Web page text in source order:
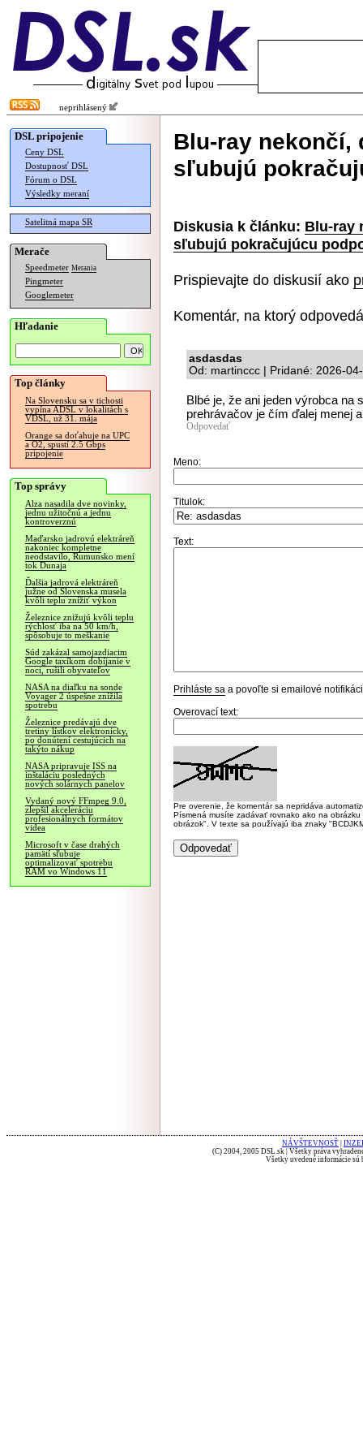
neprihlásený
DSL pripojenie
Ceny DSL
Dostupnosť DSL
Fórum o DSL
Výsledky meraní
Satelitná mapa SR
Merače
Speedmeter Merania
Pingmeter
Googlemeter
Hľadanie
Top články
Na Slovensku sa v tichosti
vypína ADSL v lokalitách s
VDSL, už 31. mája
Orange sa doťahuje na UPC
a O2, spustí 2.5 Gbps
pripojenie
Top správy
Alza nasadila dve novinky,
jednu užitočnú a jednu
kontroverznú
Maďarsko jadrovú elektráreň
nakoniec kompletne
neodstavilo, Rumunsko mení
tok Dunaja
Ďalšia jadrová elektráreň
južne od Slovenska musela
kvôli teplu znížiť výkon
Železnice znižujú kvôli teplu
rýchlosť iba na 50 km/h,
spôsobuje to meškanie
Súd zakázal samojazdiacim
Google taxíkom dobíjanie v
noci, rušili obyvateľov
NASA na diaľku na sonde
Voyager 2 úspešne znížila
spotrebu
Železnice predávajú dve
tretiny lístkov elektronicky,
po donútení cestujúcich na
takýto nákup
NASA pripravuje ISS na
inštaláciu posledných
nových solárnych panelov
Vydaný nový FFmpeg 9.0,
zlepšil akceleráciu
profesionálnych formátov
videa
Microsoft v čase drahých
pamätí sľubuje
optimalizovať spotrebu
RAM vo Windows 11
Blu-ray nekončí,
sľubujú
Diskusia k článku: Blu-ray
sľubujú pokračujúcu
Prispievajte do diskusií ako
Komentár, na ktorý
asdasdas
Od: martinccc | Pridané: 2026-
Blbé je, že ani jeden výrobca
prehrávačov je čím ďalej menej
Odpovedať
Meno:
Titulok:
Text:
Prihláste sa a povoľte si emailové
Overovací text:
Pre overenie, že komentár sa nepridáva
Písmená musíte zadávať rovnako ako na
obrázok". V texte sa používajú iba znaky
NÁVŠTEVNOSŤ
(C) 2004, 2005 DSL.sk | Všetky práva
Všetky uvedené informácie sú